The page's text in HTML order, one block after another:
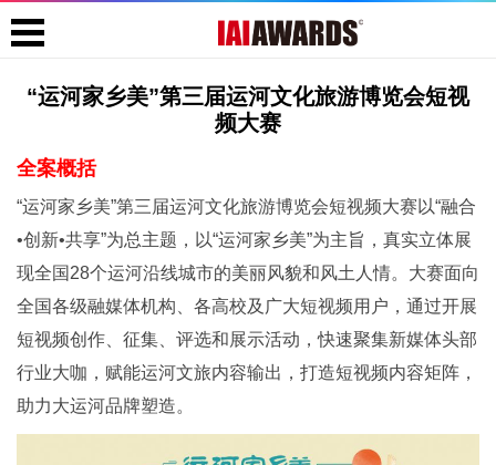
“运河家乡美”第三届运河文化旅游博览会短视
频大赛
全案概括
“运河家乡美”第三届运河文化旅游博览会短视频大赛以“融合
•创新•共享”为总主题，以“运河家乡美”为主旨，真实立体展
现全国28个运河沿线城市的美丽风貌和风土人情。大赛面向
全国各级融媒体机构、各高校及广大短视频用户，通过开展
短视频创作、征集、评选和展示活动，快速聚集新媒体头部
行业大咖，赋能运河文旅内容输出，打造短视频内容矩阵，
助力大运河品牌塑造。